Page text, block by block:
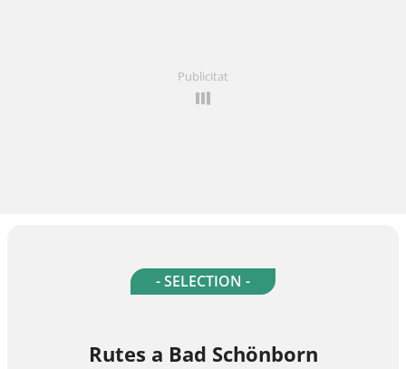
Publicitat
- SELECTION -
Rutes a Bad Schönborn